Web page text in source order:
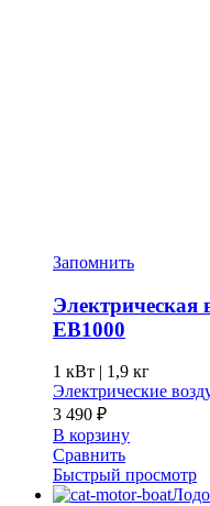
Запомнить
Электрическая
EB1000
1 кВт | 1,9 кг
Электрические
3 490 ₽
В корзину
Сравнить
Быстрый просмотр